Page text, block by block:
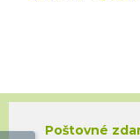
Poštovné